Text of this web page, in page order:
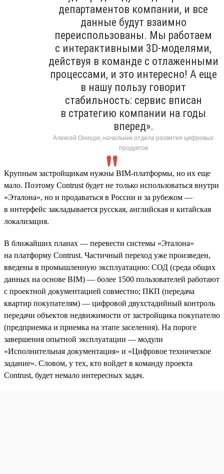
департаментов компании, и все
данные будут взаимно
переиспользованы. Мы работаем
с интерактивными 3D-моделями,
действуя в команде с отлаженными
процессами, и это интересно! А еще
в нашу пользу говорит
стабильность: сервис вписан
в стратегию компании на годы
вперед».
Алексей Онищук, начальник отдела развития цифровых
продуктов
Крупным застройщикам нужны BIM-платформы, но их еще
мало. Поэтому Contrust будет не только использоваться внутри
«Эталона», но и продаваться в России и за рубежом —
в интерфейс закладывается русская, английская и китайская
локализация.
В ближайших планах — перевести системы «Эталона»
на платформу Contrust. Частичный переход уже произведен,
введены в промышленную эксплуатацию: СОД (среда общих
данных на основе BIM) — более 1500 пользователей работают
с проектной документацией совместно; ПКП (передача
квартир покупателям) — цифровой двухстадийный контроль
передачи объектов недвижимости от застройщика покупателю
(предприемка и приемка на этапе заселения). На пороге
завершения опытной эксплуатации — модули
«Исполнительная документация» и «Цифровое техническое
задание». Словом, у тех, кто войдет в команду проекта
Contrust, будет немало интересных задач.